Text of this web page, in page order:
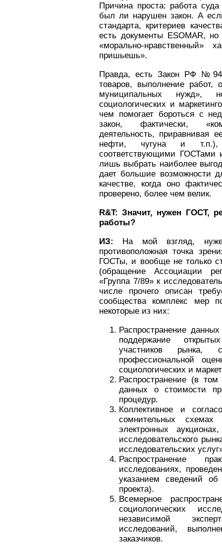
Причина проста: работа
был ли нарушен закон. А
стандарта, критериев
есть документы ESOMAR,
«морально-
пришьешь».
Правда, есть Закон РФ №94
товаров, выполнение работ,
муниципальных нужд»,
социологических и
чем помогает бороться с
закон, фактически,
деятельность, приравнивая
нефти, чугуна и т.п.),
соответствующими ГОСТами
лишь выбрать наиболее
дает большие возможности
качестве, когда оно
проверено, более чем велик.
R&T: Значит, нужен ГОСТ,
работы?
ИЗ: На мой взгляд,
противоположная точка
ГОСТы, и вообще не только
(обращение Ассоциации
«Группа 7/89» к
числе прочего описан
сообщества комплекс мер
некоторые из них:
Распространение
поддержание
участников рынка,
профессиональной
социологических и
Распространение (в
данных о стоимости
процедур.
Коллективное и
сомнительных
электронных
исследовательского
исследовательских
Распространение
исследованиях,
указанием сведений
проекта).
Всемерное
социологических
независимой
исследований,
заказчиков.